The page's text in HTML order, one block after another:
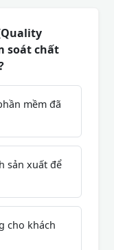
soát chất
mềm đã
sản xuất để
cho khách